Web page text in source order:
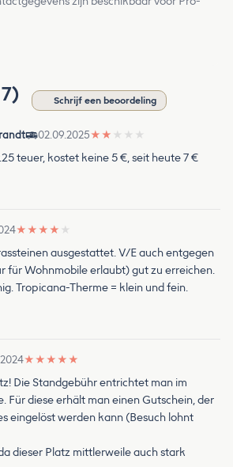
Schrijf een beoordeling
02.09.2025★ ★ ★ ★ ★
teuer, kostet keine 5 €, seit heute 7 €
★ ★ ★ ★ ★
ausgestattet. V/E auch entgegen
für Wohnmobile erlaubt) gut zu erreichen.
Tropicana-Therme = klein und fein.
★ ★ ★ ★ ★
Die Standgebühr entrichtet man im
Für diese erhält man einen Gutschein, der
eingelöst werden kann (Besuch lohnt
dieser Platz mittlerweile auch stark